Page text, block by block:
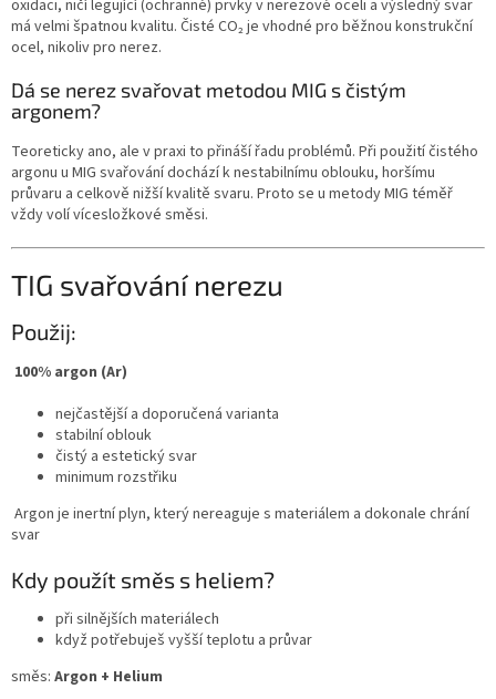
oxidaci, ničí legující (ochranné) prvky v nerezové oceli a výsledný svar
má velmi špatnou kvalitu. Čisté CO₂ je vhodné pro běžnou konstrukční
ocel, nikoliv pro nerez.
Dá se nerez svařovat metodou MIG s čistým
argonem?
Teoreticky ano, ale v praxi to přináší řadu problémů. Při použití čistého
argonu u MIG svařování dochází k nestabilnímu oblouku, horšímu
průvaru a celkově nižší kvalitě svaru. Proto se u metody MIG téměř
vždy volí vícesložkové směsi.
TIG svařování nerezu
Použij:
100% argon (Ar)
nejčastější a doporučená varianta
stabilní oblouk
čistý a estetický svar
minimum rozstřiku
Argon je inertní plyn, který nereaguje s materiálem a dokonale chrání
svar
Kdy použít směs s heliem?
při silnějších materiálech
když potřebuješ vyšší teplotu a průvar
směs: Argon + Helium